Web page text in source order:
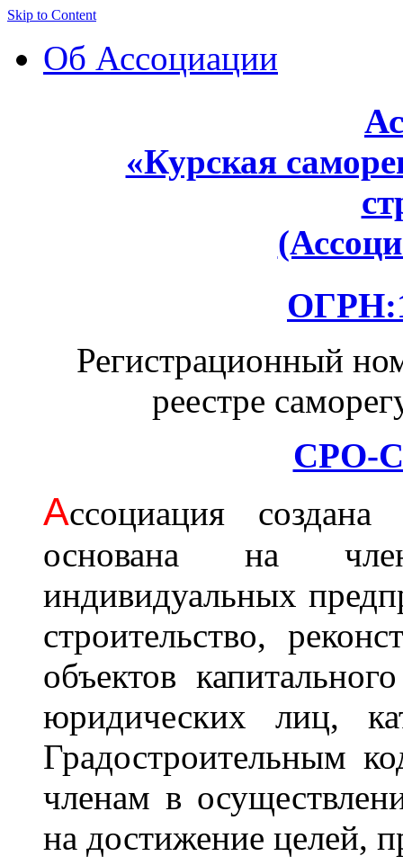
Skip to Content
Об Ассоциации
«Курская
Регистрационный
реестре
СРО-
Ассоциация
основана на
индивидуальных
строительство,
объектов
юридических лиц,
Градостроительным
членам в
на достижение целей,